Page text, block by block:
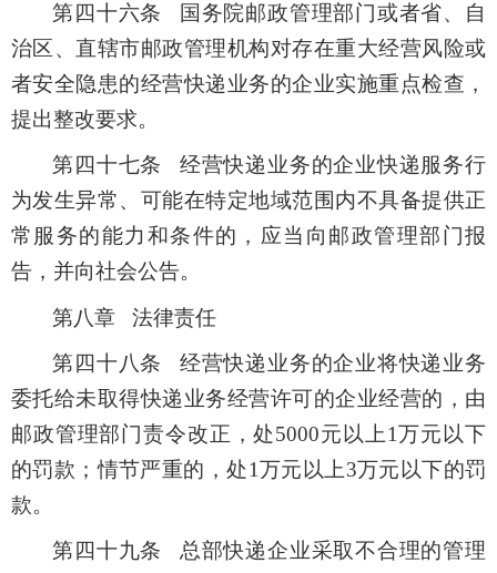
第四十六条 国务院邮政管理部门或者省、自
治区、直辖市邮政管理机构对存在重大经营风险或
者安全隐患的经营快递业务的企业实施重点检查，
提出整改要求。
第四十七条 经营快递业务的企业快递服务行
为发生异常、可能在特定地域范围内不具备提供正
常服务的能力和条件的，应当向邮政管理部门报
告，并向社会公告。
第八章 法律责任
第四十八条 经营快递业务的企业将快递业务
委托给未取得快递业务经营许可的企业经营的，由
邮政管理部门责令改正，处5000元以上1万元以下
的罚款；情节严重的，处1万元以上3万元以下的罚
款。
第四十九条 总部快递企业采取不合理的管理